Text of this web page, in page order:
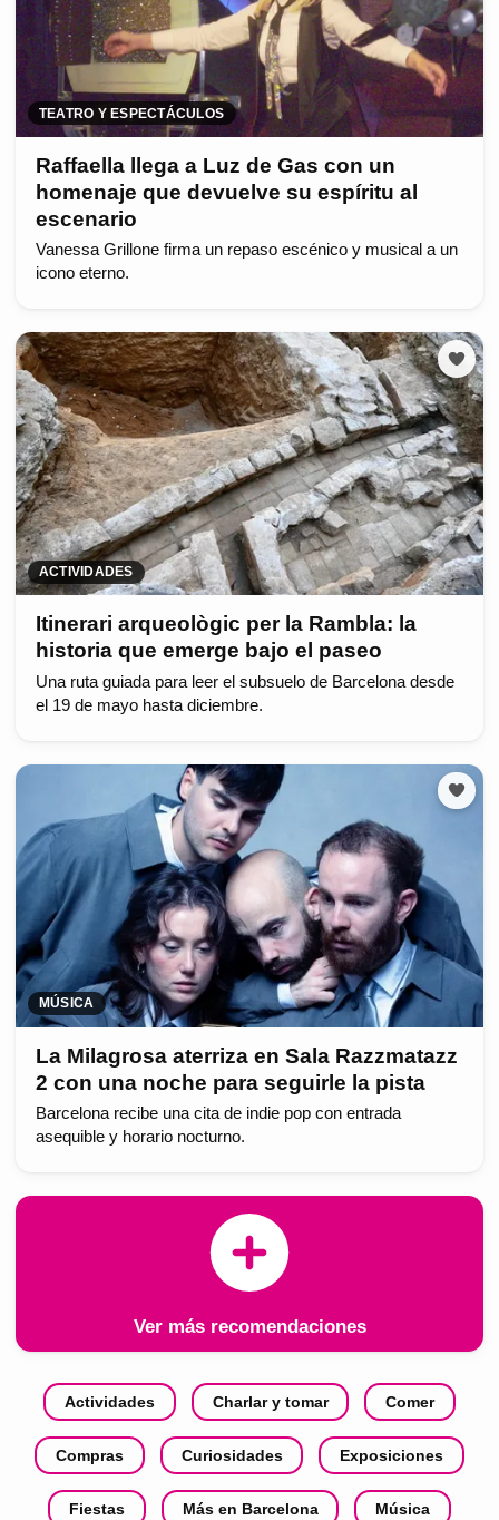
TEATRO Y ESPECTÁCULOS
Raffaella llega a Luz de Gas con un
homenaje que devuelve su espíritu al
escenario
Vanessa Grillone firma un repaso escénico y musical a un
icono eterno.
ACTIVIDADES
Itinerari arqueològic per la Rambla: la
historia que emerge bajo el paseo
Una ruta guiada para leer el subsuelo de Barcelona desde
el 19 de mayo hasta diciembre.
MÚSICA
La Milagrosa aterriza en Sala Razzmatazz
2 con una noche para seguirle la pista
Barcelona recibe una cita de indie pop con entrada
asequible y horario nocturno.
Ver más recomendaciones
Actividades Charlar y tomar Comer
Compras Curiosidades Exposiciones
Fiestas Más en Barcelona Música